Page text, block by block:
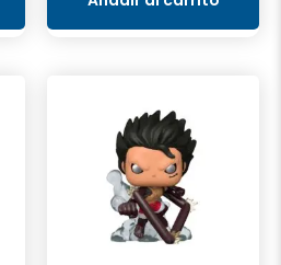
S/69.90.
S/49.90. S/